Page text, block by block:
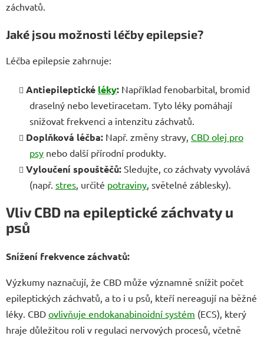
záchvatů.
Jaké jsou možnosti léčby epilepsie?
Léčba epilepsie zahrnuje:
Antiepileptické léky: Například fenobarbital, bromid
draselný nebo levetiracetam. Tyto léky pomáhají
snižovat frekvenci a intenzitu záchvatů.
Doplňková léčba: Např. změny stravy, CBD olej pro
psy nebo další přírodní produkty.
Vyloučení spouštěčů: Sledujte, co záchvaty vyvolává
(např. stres, určité potraviny, světelné záblesky).
Vliv CBD na epileptické záchvaty u
psů
Snížení frekvence záchvatů:
Výzkumy naznačují, že CBD může významně snížit počet
epileptických záchvatů, a to i u psů, kteří nereagují na běžné
léky. CBD ovlivňuje endokanabinoidní systém (ECS), který
hraje důležitou roli v regulaci nervových procesů, včetně